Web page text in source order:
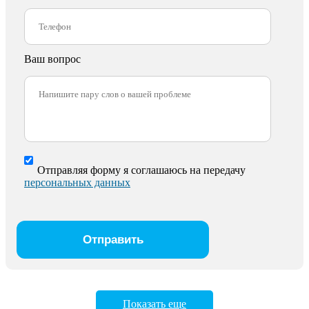
Ваш вопрос
Отправляя форму я соглашаюсь на передачу
персональных данных
Показать еще